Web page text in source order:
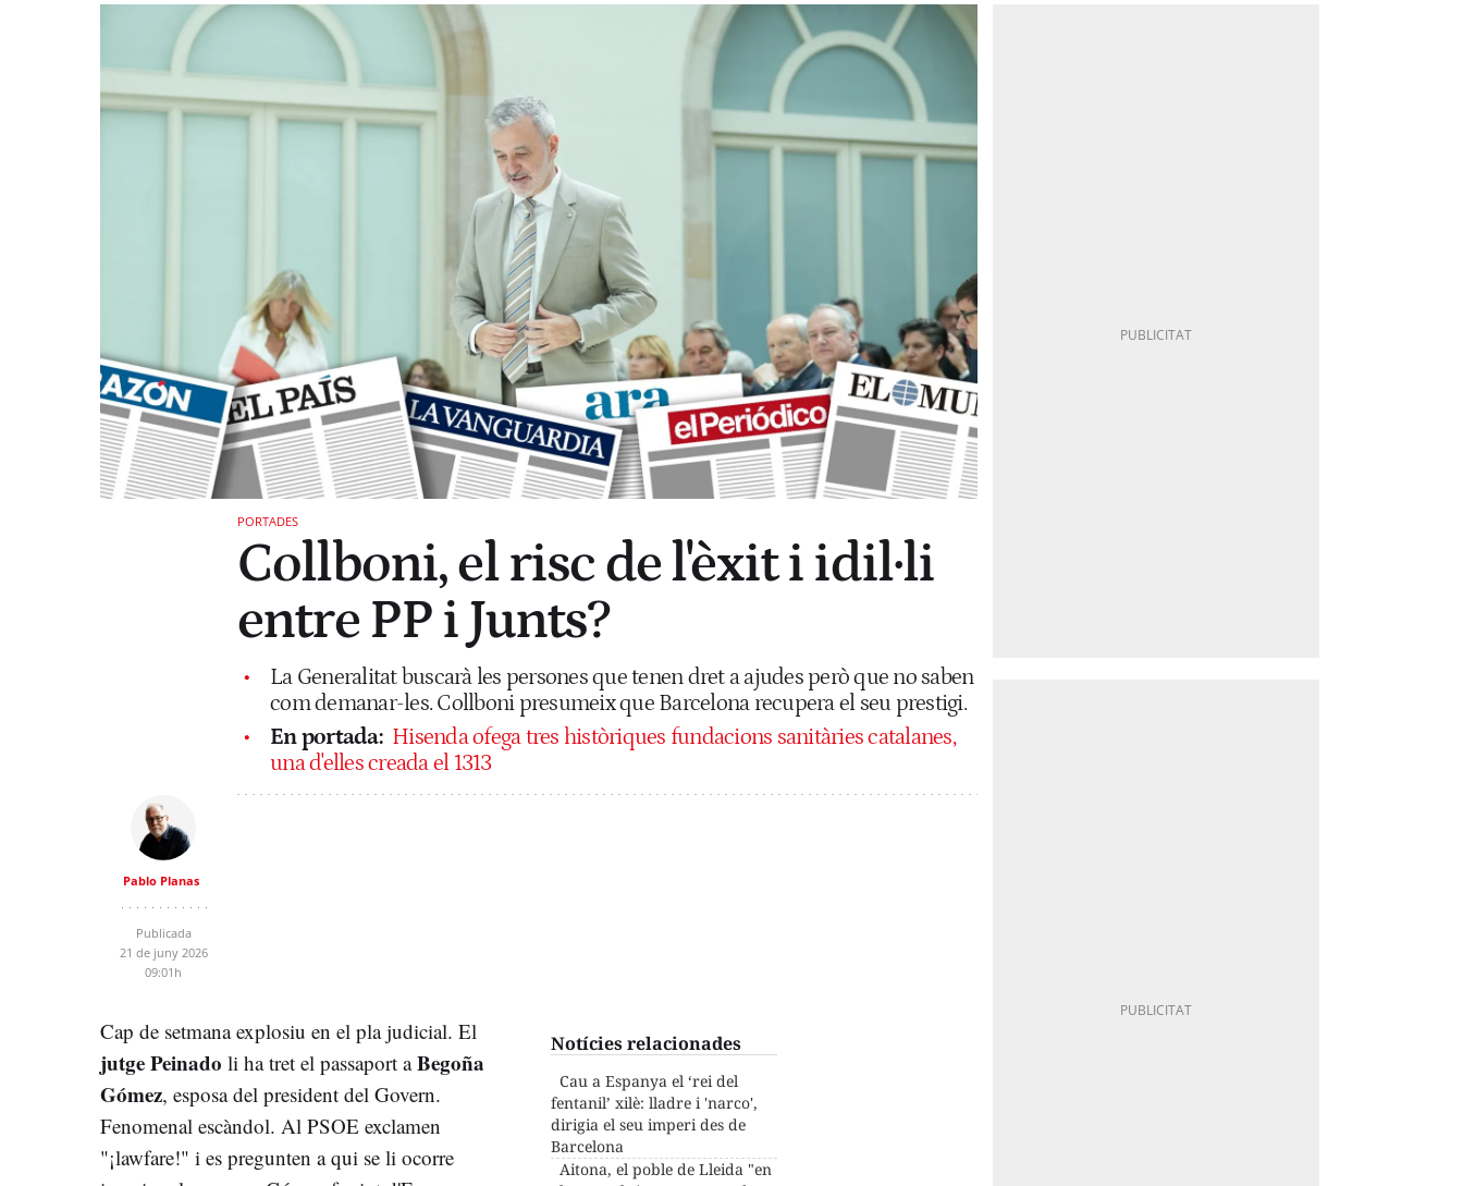
PORTADES
Collboni, el risc de l'èxit i idil·li
entre PP i Junts?
La Generalitat buscarà les persones que tenen dret a ajudes però que no saben
com demanar-les. Collboni presumeix que Barcelona recupera el seu prestigi.
En portada: Hisenda ofega tres històriques fundacions sanitàries catalanes,
una d'elles creada el 1313
Pablo Planas
Publicada
21 de juny 2026
09:01h
Notícies relacionades
Cau a Espanya el ‘rei del
fentanil’ xilè: lladre i 'narco',
dirigia el seu imperi des de
Barcelona
Aitona, el poble de Lleida "en
Cap de setmana explosiu en el pla judicial. El
jutge Peinado li ha tret el passaport aBegoña
Gómez, esposa del president del Govern.
Fenomenal escàndol. Al PSOE exclamen
"¡lawfare!" i es pregunten a qui se li ocorre